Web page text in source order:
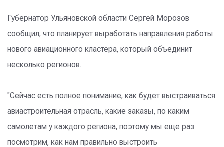
Губернатор Ульяновской области Сергей Морозов
сообщил, что планирует выработать направления работы
нового авиационного кластера, который объединит
несколько регионов.
"Сейчас есть полное понимание, как будет выстраиваться
авиастроительная отрасль, какие заказы, по каким
самолетам у каждого региона, поэтому мы еще раз
посмотрим, как нам правильно выстроить